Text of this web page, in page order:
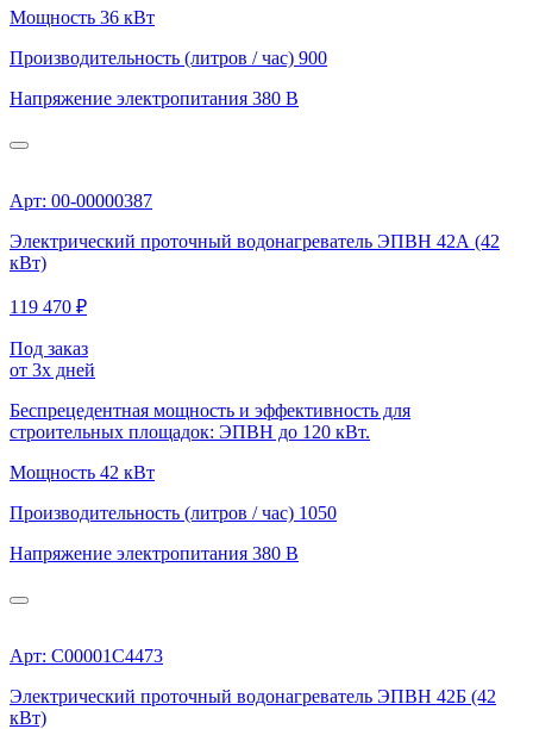
Мощность 36 кВт
Производительность (литров / час) 900
Напряжение электропитания 380 В
Арт: 00-00000387
Электрический проточный водонагреватель ЭПВН 42А (42
кВт)
119 470 ₽
Под заказ
от 3х дней
Беспрецедентная мощность и эффективность для
строительных площадок: ЭПВН до 120 кВт.
Мощность 42 кВт
Производительность (литров / час) 1050
Напряжение электропитания 380 В
Арт: С00001С4473
Электрический проточный водонагреватель ЭПВН 42Б (42
кВт)